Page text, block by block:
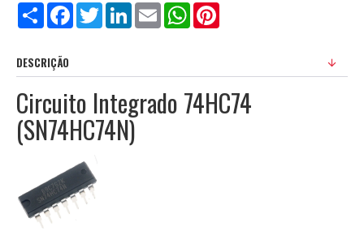
Compartilhar
FacebookTwitterLinkedInEmail WhatsApp
DESCRIÇÃO
Circuito Integrado 74HC74
(SN74HC74N)